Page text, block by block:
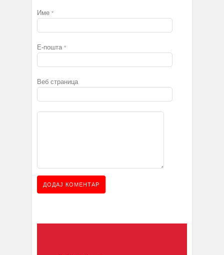
Име *
Е-пошта *
Веб страница